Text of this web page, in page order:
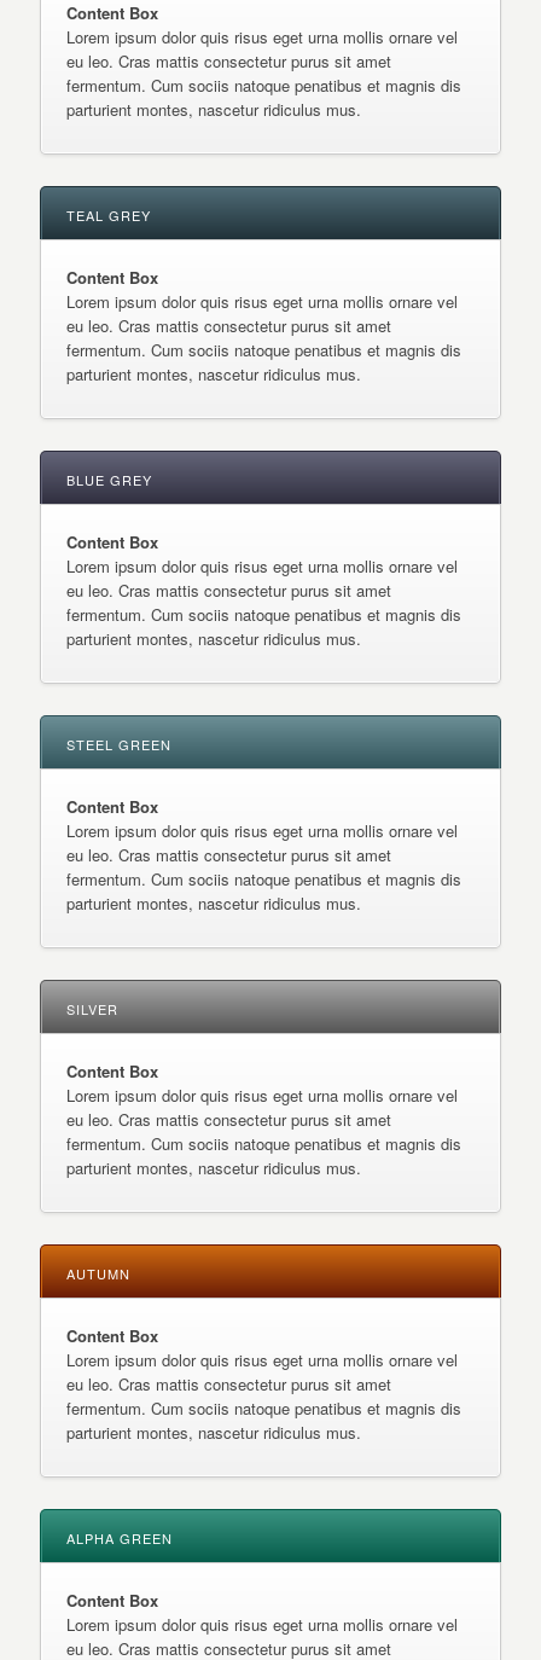
Content Box
Lorem ipsum dolor quis risus eget urna mollis ornare vel
eu leo. Cras mattis consectetur purus sit amet
fermentum. Cum sociis natoque penatibus et magnis dis
parturient montes, nascetur ridiculus mus.
TEAL GREY
Content Box
Lorem ipsum dolor quis risus eget urna mollis ornare vel
eu leo. Cras mattis consectetur purus sit amet
fermentum. Cum sociis natoque penatibus et magnis dis
parturient montes, nascetur ridiculus mus.
BLUE GREY
Content Box
Lorem ipsum dolor quis risus eget urna mollis ornare vel
eu leo. Cras mattis consectetur purus sit amet
fermentum. Cum sociis natoque penatibus et magnis dis
parturient montes, nascetur ridiculus mus.
STEEL GREEN
Content Box
Lorem ipsum dolor quis risus eget urna mollis ornare vel
eu leo. Cras mattis consectetur purus sit amet
fermentum. Cum sociis natoque penatibus et magnis dis
parturient montes, nascetur ridiculus mus.
SILVER
Content Box
Lorem ipsum dolor quis risus eget urna mollis ornare vel
eu leo. Cras mattis consectetur purus sit amet
fermentum. Cum sociis natoque penatibus et magnis dis
parturient montes, nascetur ridiculus mus.
AUTUMN
Content Box
Lorem ipsum dolor quis risus eget urna mollis ornare vel
eu leo. Cras mattis consectetur purus sit amet
fermentum. Cum sociis natoque penatibus et magnis dis
parturient montes, nascetur ridiculus mus.
ALPHA GREEN
Content Box
Lorem ipsum dolor quis risus eget urna mollis ornare vel
eu leo. Cras mattis consectetur purus sit amet